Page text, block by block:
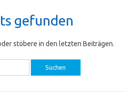
gefunden
stöbere in den letzten Beiträgen.